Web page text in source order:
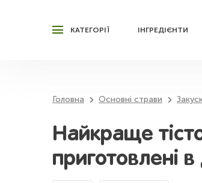
КАТЕГОРІЇ ІНГРЕДІЄНТИ
Головна Основні страви
Найкраще
приготовлені